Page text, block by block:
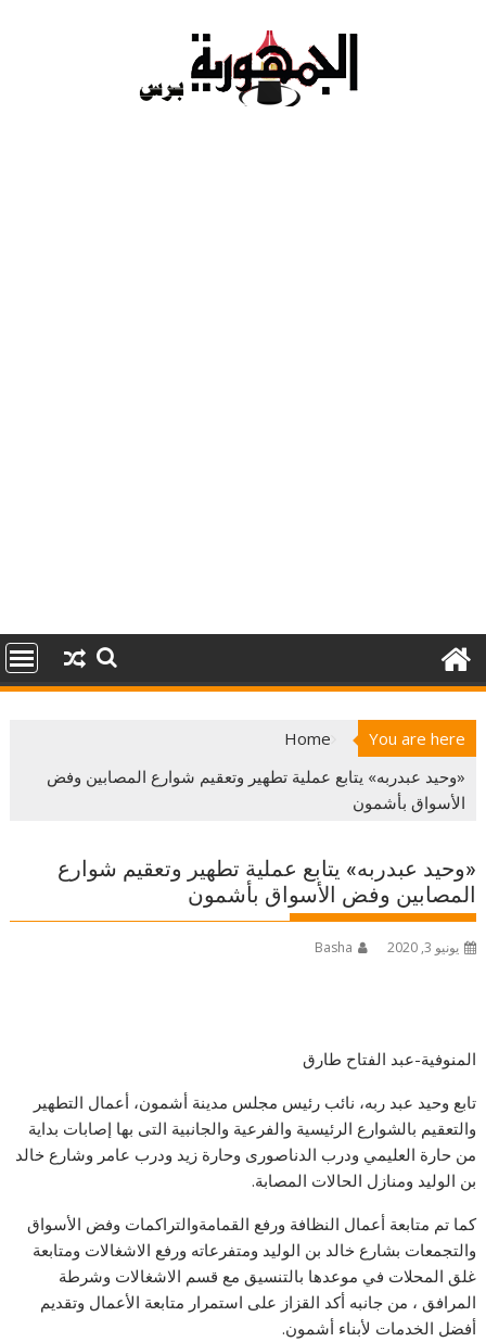
You are here
Home
«وحيد عبدربه» يتابع عملية تطهير وتعقيم شوارع المصابين وفض
الأسواق بأشمون
«وحيد عبدربه» يتابع عملية تطهير وتعقيم شوارع
المصابين وفض الأسواق بأشمون
يونيو 3, 2020 Basha
المنوفية-عبد الفتاح طارق
تابع وحيد عبد ربه، نائب رئيس مجلس مدينة أشمون، أعمال التطهير
والتعقيم بالشوارع الرئيسية والفرعية والجانبية التى بها إصابات بداية
من حارة العليمي ودرب الدناصورى وحارة زيد ودرب عامر وشارع خالد
بن الوليد ومنازل الحالات المصابة.
كما تم متابعة أعمال النظافة ورفع القمامةوالتراكمات وفض الأسواق
والتجمعات بشارع خالد بن الوليد ومتفرعاته ورفع الاشغالات ومتابعة
غلق المحلات في موعدها بالتنسيق مع قسم الاشغالات وشرطة
المرافق ، من جانبه أكد القزاز على استمرار متابعة الأعمال وتقديم
أفضل الخدمات لأبناء أشمون.